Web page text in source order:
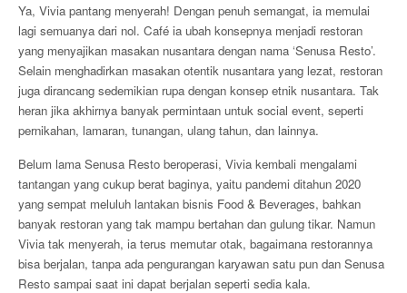
Ya, Vivia pantang menyerah! Dengan penuh semangat, ia memulai
lagi semuanya dari nol. Café ia ubah konsepnya menjadi restoran
yang menyajikan masakan nusantara dengan nama ‘Senusa Resto’.
Selain menghadirkan masakan otentik nusantara yang lezat, restoran
juga dirancang sedemikian rupa dengan konsep etnik nusantara. Tak
heran jika akhirnya banyak permintaan untuk social event, seperti
pernikahan, lamaran, tunangan, ulang tahun, dan lainnya.
Belum lama Senusa Resto beroperasi, Vivia kembali mengalami
tantangan yang cukup berat baginya, yaitu pandemi ditahun 2020
yang sempat meluluh lantakan bisnis Food & Beverages, bahkan
banyak restoran yang tak mampu bertahan dan gulung tikar. Namun
Vivia tak menyerah, ia terus memutar otak, bagaimana restorannya
bisa berjalan, tanpa ada pengurangan karyawan satu pun dan Senusa
Resto sampai saat ini dapat berjalan seperti sedia kala.